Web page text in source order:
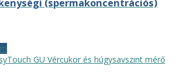
(spermakoncentrációs)